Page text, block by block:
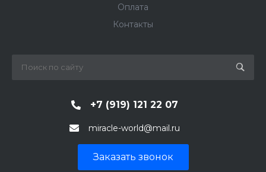
Оплата
Контакты
+7 (919) 121 22 07
miracle-world@mail.ru
Заказать звонок